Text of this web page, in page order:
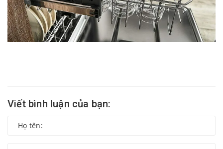
Viết bình luận của bạn: